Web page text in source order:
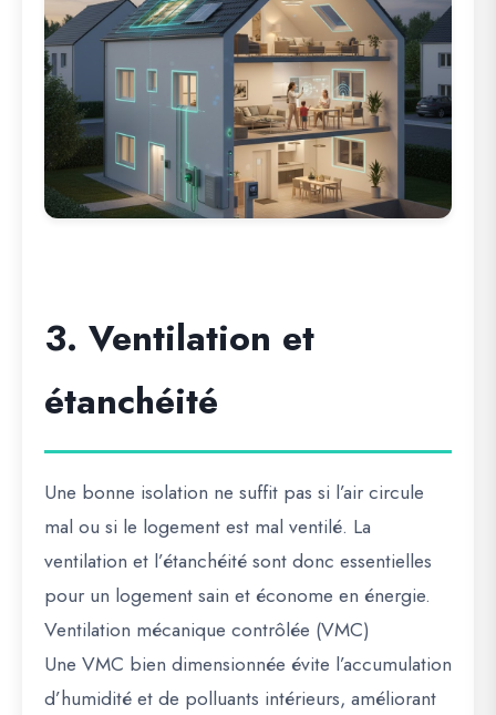
3. Ventilation et
étanchéité
Une bonne isolation ne suffit pas si l’air circule
mal ou si le logement est mal ventilé. La
ventilation et l’étanchéité sont donc essentielles
pour un logement sain et économe en énergie.
Ventilation mécanique contrôlée (VMC)
Une VMC bien dimensionnée évite l’accumulation
d’humidité et de polluants intérieurs, améliorant